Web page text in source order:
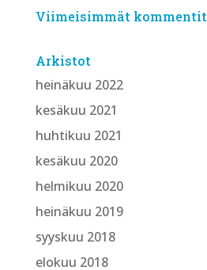
Viimeisimmät kommentit
Arkistot
heinäkuu 2022
kesäkuu 2021
huhtikuu 2021
kesäkuu 2020
helmikuu 2020
heinäkuu 2019
syyskuu 2018
elokuu 2018